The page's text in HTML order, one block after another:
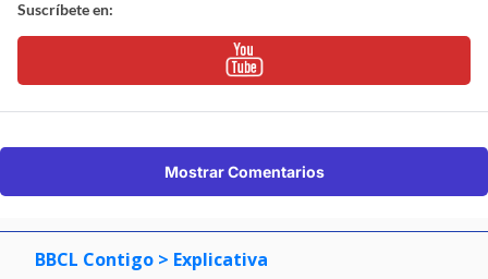
Suscríbete en:
Mostrar Comentarios
BBCL Contigo > Explicativa